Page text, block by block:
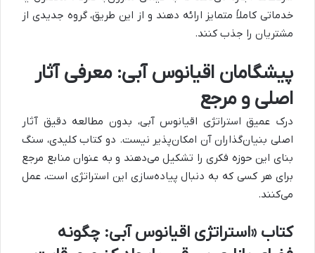
خدماتی کاملاً متمایز ارائه دهند و از این طریق، گروه جدیدی از
مشتریان را جذب کنند.
پیشگامان اقیانوس آبی: معرفی آثار
اصلی و مرجع
درک عمیق استراتژی اقیانوس آبی، بدون مطالعه دقیق آثار
اصلی بنیان‌گذاران آن امکان‌پذیر نیست. دو کتاب کلیدی، سنگ
بنای این حوزه فکری را تشکیل می‌دهند و به عنوان منابع مرجع
برای هر کسی که به دنبال پیاده‌سازی این استراتژی است، عمل
می‌کنند.
کتاب «استراتژی اقیانوس آبی: چگونه